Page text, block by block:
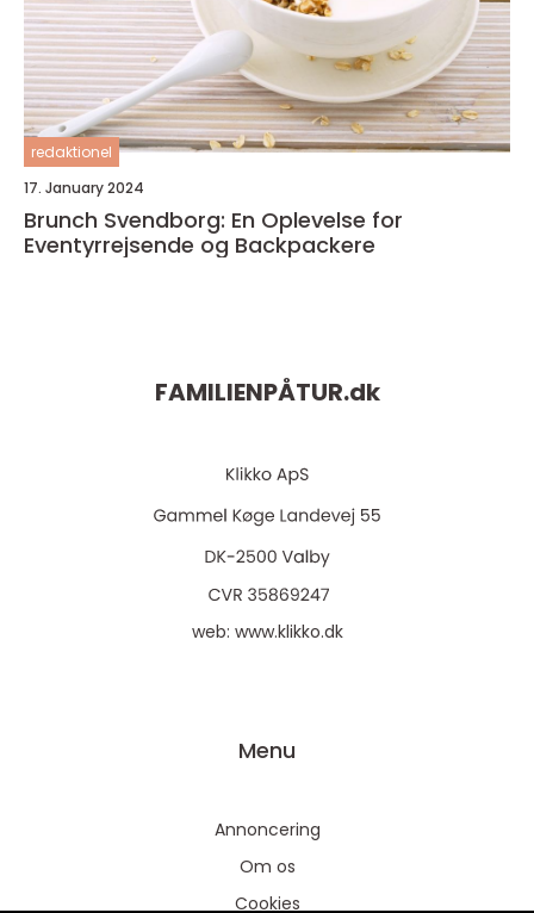
redaktionel
17. January 2024
Brunch Svendborg: En Oplevelse for
Eventyrrejsende og Backpackere
FAMILIENPÅTUR.dk
web: www.klikko.dk
Menu
Annoncering
Om os
Cookies